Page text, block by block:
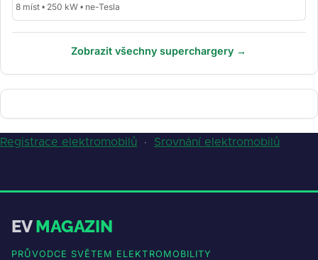
8 míst • 250 kW • ne-Tesla
Zobrazit všechny superchargery →
Registrace elektromobilů · Srovnání elektromobilů
EVMAGAZIN
PRŮVODCE SVĚTEM ELEKTROMOBILITY